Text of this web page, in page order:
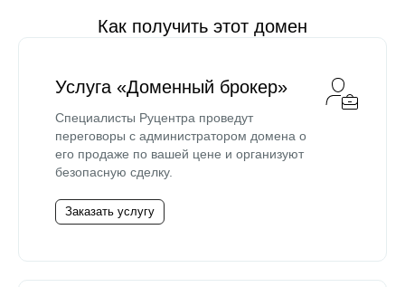
Как получить этот домен
Услуга «Доменный брокер»
Специалисты Руцентра проведут
переговоры с администратором домена о
его продаже по вашей цене и организуют
безопасную сделку.
Заказать услугу